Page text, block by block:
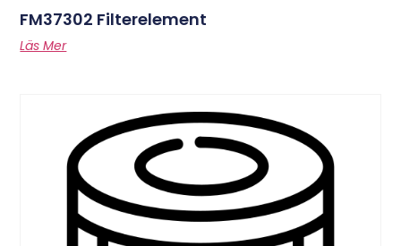
FM37302 Filterelement
Läs Mer